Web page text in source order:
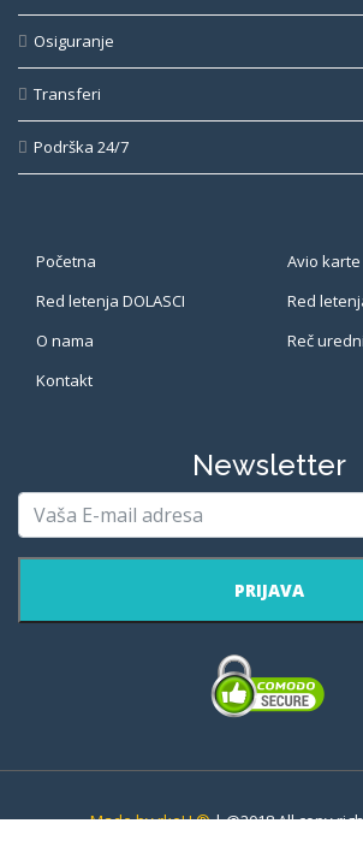
Osiguranje
Transferi
Podrška 24/7
Početna
Avio karte
Red letenja DOLASCI
Red
O nama
Reč
Kontakt
Newsletter
PRIJAVA
Made by rkeU ®| @2018 All copy